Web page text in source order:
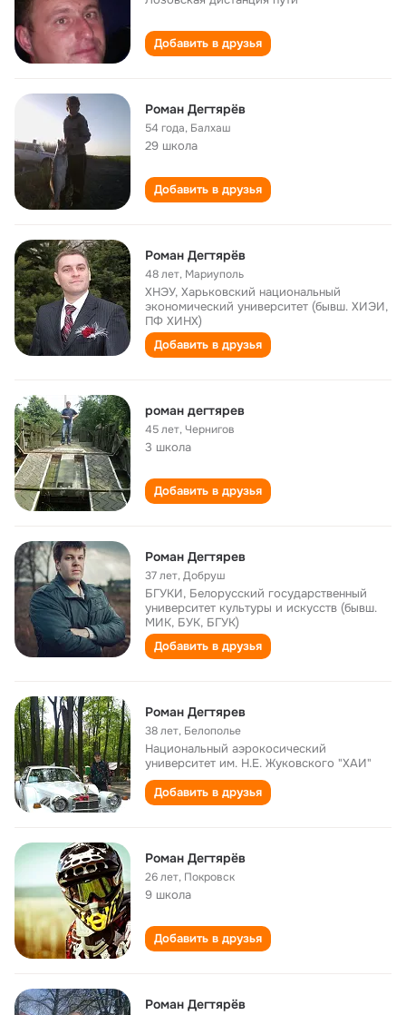
Добавить в друзья
Роман Дегтярёв
54 года, Балхаш
29 школа
Добавить в друзья
Роман Дегтярёв
48 лет, Мариуполь
ХНЭУ, Харьковский национальный
экономический университет (бывш. ХИЭИ,
ПФ ХИНХ)
Добавить в друзья
роман дегтярев
45 лет,Чернигов
3 школа
Добавить в друзья
Роман Дегтярев
37 лет,Добруш
БГУКИ, Белорусский государственный
университет культуры и искусств (бывш.
МИК, БУК, БГУК)
Добавить в друзья
Роман Дегтярев
38 лет, Белополье
Национальный аэрокосический
университет им. Н.Е. Жуковского "ХАИ"
Добавить в друзья
Роман Дегтярёв
26 лет, Покровск
9 школа
Добавить в друзья
Роман Дегтярёв